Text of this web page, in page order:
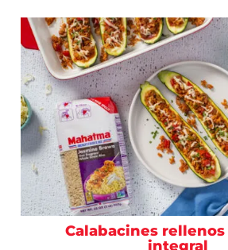
Calabacines
integral